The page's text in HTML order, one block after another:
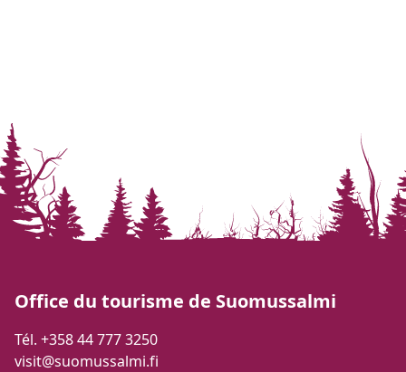
Office du tourisme de Suomussalmi
Tél. +358 44 777 3250
visit@suomussalmi.fi